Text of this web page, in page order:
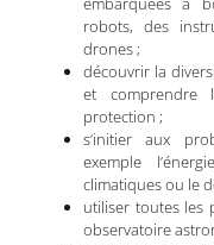
robots, des
drones ;
découvrir la
et comprendre
protection ;
s’initier aux
exemple
climatiques ou le
utiliser toutes les
observatoire